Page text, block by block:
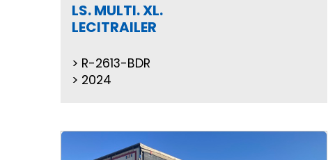
LS. MULTI. XL.
LECITRAILER
R-2613-BDR
2024